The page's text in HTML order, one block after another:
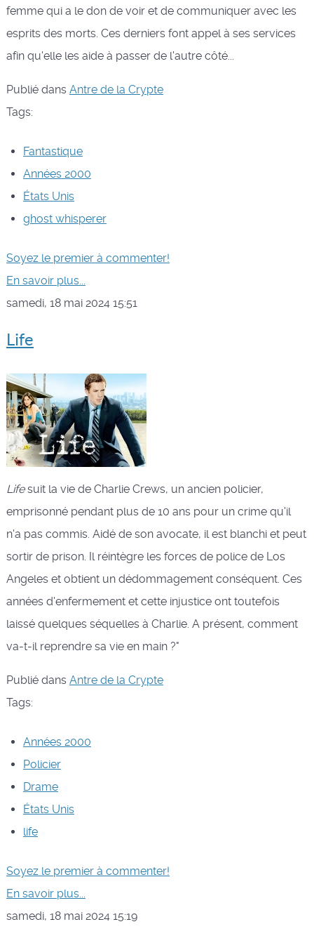
femme qui a le don de voir et de communiquer avec les
esprits des morts. Ces derniers font appel à ses services
afin qu'elle les aide à passer de l'autre côté...
Publié dans Antre de la Crypte
Tags:
Fantastique
Années 2000
États Unis
ghost whisperer
Soyez le premier à commenter!
En savoir plus...
samedi, 18 mai 2024 15:51
Life
Lifesuit la vie de Charlie Crews, un ancien policier,
emprisonné pendant plus de 10 ans pour un crime qu'il
n'a pas commis. Aidé de son avocate, il est blanchi et peut
sortir de prison. Il réintègre les forces de police de Los
Angeles et obtient un dédommagement conséquent. Ces
années d'enfermement et cette injustice ont toutefois
laissé quelques séquelles à Charlie. A présent, comment
va-t-il reprendre sa vie en main ?"
Publié dans Antre de la Crypte
Tags:
Années 2000
Policier
Drame
États Unis
life
Soyez le premier à commenter!
En savoir plus...
samedi, 18 mai 2024 15:19